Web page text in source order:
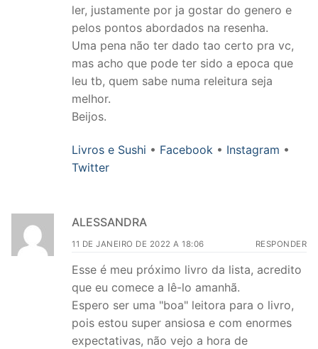
ler, justamente por ja gostar do genero e
pelos pontos abordados na resenha.
Uma pena não ter dado tao certo pra vc,
mas acho que pode ter sido a epoca que
leu tb, quem sabe numa releitura seja
melhor.
Beijos.
Livros e Sushi • Facebook • Instagram •
Twitter
ALESSANDRA
11 DE JANEIRO DE 2022 A 18:06 RESPONDER
Esse é meu próximo livro da lista, acredito
que eu comece a lê-lo amanhã.
Espero ser uma "boa" leitora para o livro,
pois estou super ansiosa e com enormes
expectativas, não vejo a hora de